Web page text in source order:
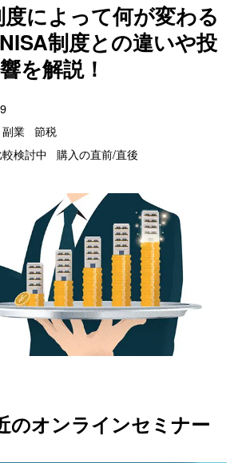
によって何が変わる
制度との違いや投
を解説！
副業 節税
較検討中 購入の直前/直後
のオンラインセミナー